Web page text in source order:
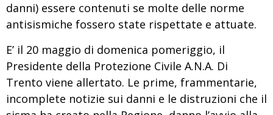
danni) essere contenuti se molte delle norme
antisismiche fossero state rispettate e attuate.
E’ il 20 maggio di domenica pomeriggio, il
Presidente della Protezione Civile A.N.A. Di
Trento viene allertato. Le prime, frammentarie,
incomplete notizie sui danni e le distruzioni che il